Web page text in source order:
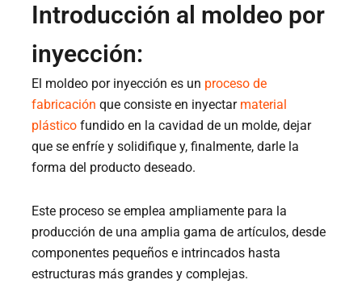
Introducción al moldeo por
inyección:
El moldeo por inyección es un proceso de
fabricación que consiste en inyectar material
plástico fundido en la cavidad de un molde, dejar
que se enfríe y solidifique y, finalmente, darle la
forma del producto deseado.
Este proceso se emplea ampliamente para la
producción de una amplia gama de artículos, desde
componentes pequeños e intrincados hasta
estructuras más grandes y complejas.